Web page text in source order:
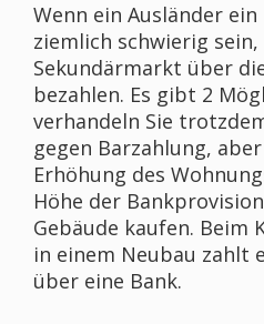
Wenn ein Ausländer
ziemlich schwierig
Sekundärmarkt über
bezahlen. Es gibt 2
verhandeln Sie
gegen Barzahlung,
Erhöhung des
Höhe der
Gebäude kaufen. Beim
in einem Neubau zahlt
über eine Bank.